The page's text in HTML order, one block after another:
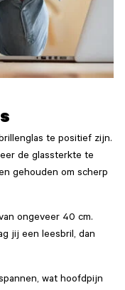
te positief zijn.
de glassterkte te
gehouden om scherp
ongeveer 40 cm.
jij een leesbril, dan
wat hoofdpijn